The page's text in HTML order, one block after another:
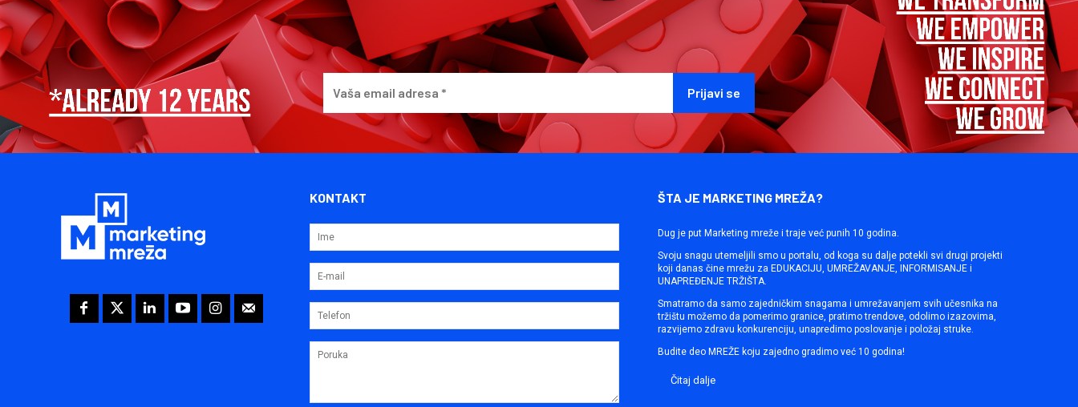
KONTAKT ŠTA JE MARKETING MREŽA?
Dug je put Marketing mreže i traje već punih 10 godina.
Svoju snagu utemeljili smo u portalu, od koga su dalje potekli svi drugi projekti
koji danas čine mrežu za EDUKACIJU, UMREŽAVANJE, INFORMISANJE i
UNAPREĐENJE TRŽIŠTA.
Smatramo da samo zajedničkim snagama i umrežavanjem svih učesnika na
tržištu možemo da pomerimo granice, pratimo trendove, odolimo izazovima,
razvijemo zdravu konkurenciju, unapredimo poslovanje i položaj struke.
Budite deo MREŽE koju zajedno gradimo već 10 godina!
Čitaj dalje